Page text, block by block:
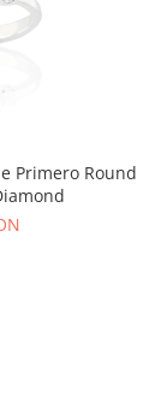
Primero Round